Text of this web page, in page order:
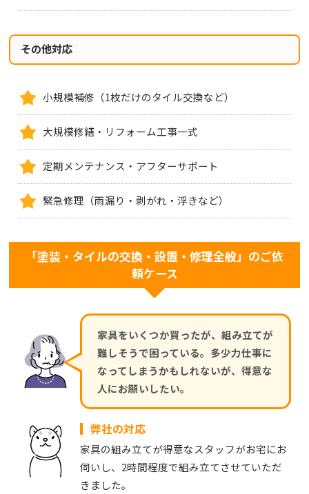
その他対応
小規模補修（1枚だけのタイル交換など）
大規模修繕・リフォーム工事一式
定期メンテナンス・アフターサポート
緊急修理（雨漏り・剥がれ・浮きなど）
「塗装・タイルの交換・設置・修理全般」のご依
頼ケース
家具をいくつか買ったが、組み立てが
難しそうで困っている。多少力仕事に
なってしまうかもしれないが、得意な
人にお願いしたい。
弊社の対応
家具の組み立てが得意なスタッフがお宅にお
伺いし、2時間程度で組み立てさせていただ
きました。